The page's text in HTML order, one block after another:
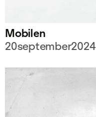
Mobilen
20september2024